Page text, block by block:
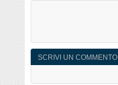
SCRIVI UN COMMENTO